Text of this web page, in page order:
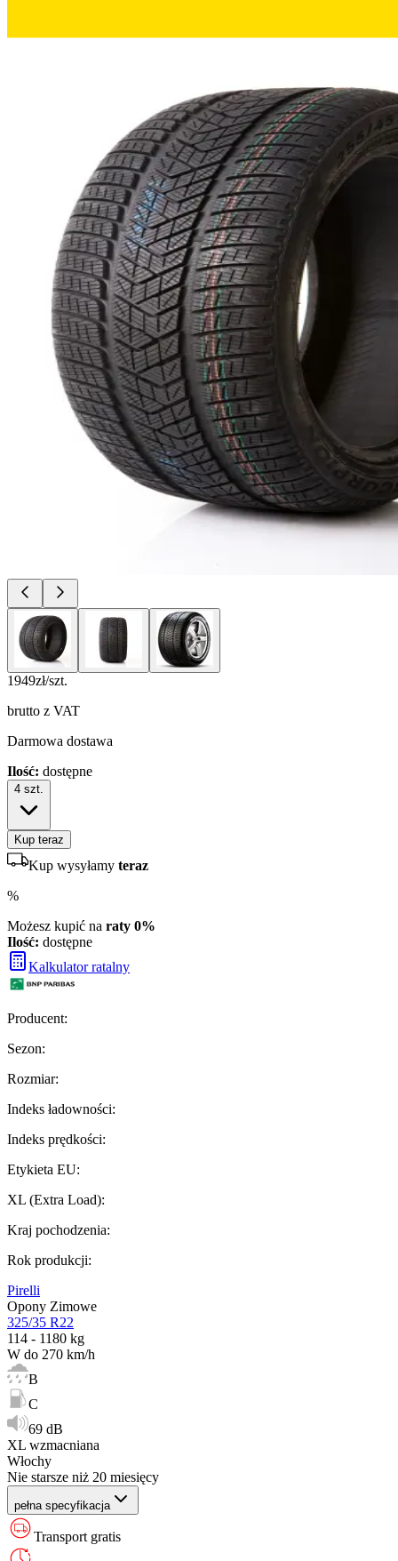
1949zł/szt.
brutto z VAT
Darmowa dostawa
Ilość: dostępne
4 szt.
Kup teraz
Kup wysyłamy teraz
%
Możesz kupić na raty 0%
Ilość: dostępne
Kalkulator ratalny
Producent:
Sezon:
Rozmiar:
Indeks ładowności:
Indeks prędkości:
Etykieta EU:
XL (Extra Load):
Kraj pochodzenia:
Rok produkcji:
Pirelli
Opony Zimowe
325/35 R22
114 - 1180 kg
W do 270 km/h
B
C
69 dB
XL wzmacniana
Włochy
Nie starsze niż 20 miesięcy
pełna specyfikacja
Transport gratis